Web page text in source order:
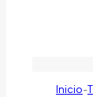
Inicio-